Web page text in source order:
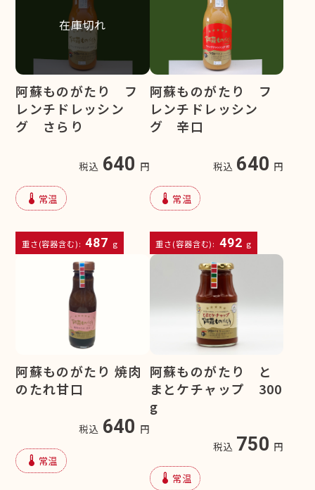
在庫切れ
阿蘇ものがたり フ
レンチドレッシン
グ さらり
税込 640 円
device_thermostat 常温
重さ(容器含む): 487 g
阿蘇ものがたり フ
レンチドレッシン
グ 辛口
税込 640 円
device_thermostat 常温
重さ(容器含む): 492 g
阿蘇ものがたり 焼肉
のたれ甘口
税込 640 円
device_thermostat 常温
阿蘇ものがたり と
まとケチャップ 300
g
税込 750 円
device_thermostat 常温